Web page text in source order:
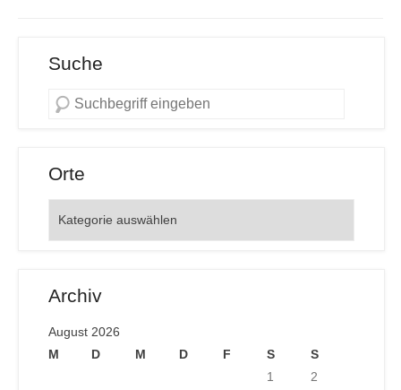
Suche
Orte
Archiv
August 2026
M
D M D F S
S
1
2